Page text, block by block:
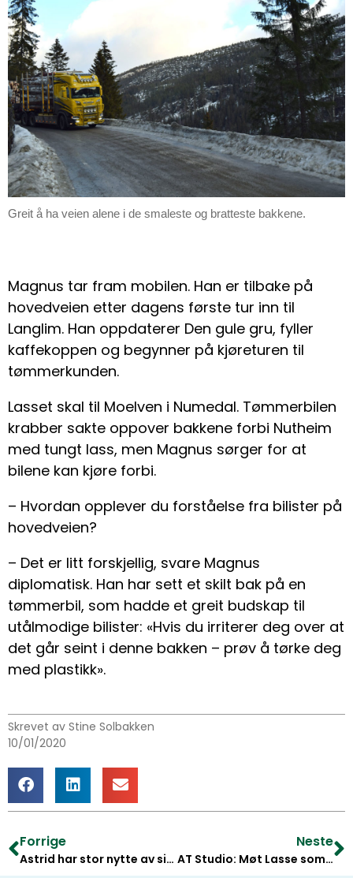
Greit å ha veien alene i de smaleste og bratteste bakkene.
Magnus tar fram mobilen. Han er tilbake på
hovedveien etter dagens første tur inn til
Langlim. Han oppdaterer Den gule gru, fyller
kaffekoppen og begynner på kjøreturen til
tømmerkunden.
Lasset skal til Moelven i Numedal. Tømmerbilen
krabber sakte oppover bakkene forbi Nutheim
med tungt lass, men Magnus sørger for at
bilene kan kjøre forbi.
– Hvordan opplever du forståelse fra bilister på
hovedveien?
– Det er litt forskjellig, svare Magnus
diplomatisk. Han har sett et skilt bak på en
tømmerbil, som hadde et greit budskap til
utålmodige bilister: «Hvis du irriterer deg over at
det går seint i denne bakken – prøv å tørke deg
med plastikk».
Skrevet av Stine Solbakken
10/01/2020
Forrige
Astrid har stor nytte av sin lille skog
Neste
AT Studio: Møt Lasse som hogger selv